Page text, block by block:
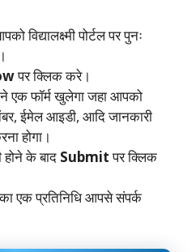
विद्यालक्ष्मी पोर्टल पर पुनः
पर क्लिक करे।
एक फॉर्म खुलेगा जहा आपको
ईमेल आइडी, आदि जानकारी
होगा।
होने के बाद Submitपर क्लिक
एक प्रतिनिधि आपसे संपर्क